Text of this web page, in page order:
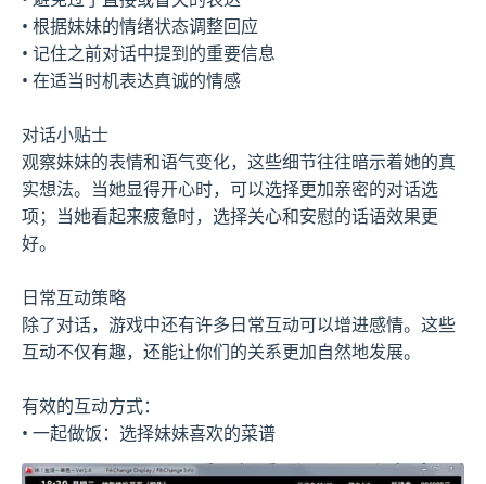
• 根据妹妹的情绪状态调整回应
• 记住之前对话中提到的重要信息
• 在适当时机表达真诚的情感
对话小贴士
观察妹妹的表情和语气变化，这些细节往往暗示着她的真
实想法。当她显得开心时，可以选择更加亲密的对话选
项；当她看起来疲惫时，选择关心和安慰的话语效果更
好。
日常互动策略
除了对话，游戏中还有许多日常互动可以增进感情。这些
互动不仅有趣，还能让你们的关系更加自然地发展。
有效的互动方式：
• 一起做饭：选择妹妹喜欢的菜谱